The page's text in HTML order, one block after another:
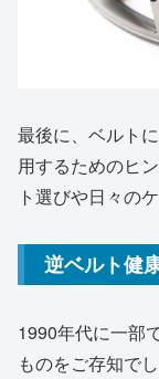
最後に、ベルト
用するためのヒ
ト選びや日々の
逆ベルト健
1990年代に一部
ものをご存知で